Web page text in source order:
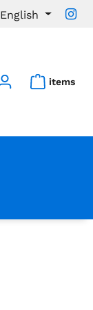
English
items